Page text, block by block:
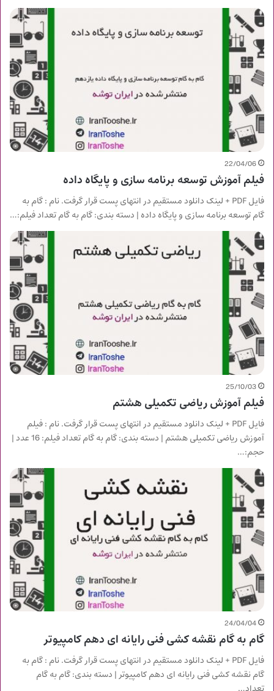
22/04/06
فیلم آموزش توسعه برنامه سازی و پایگاه داده
فایل PDF + لینک دانلود مستقیم در انتهای پست قرار گرفت. نام : گام به
گام توسعه برنامه سازی و پایگاه داده | دسته بندی: گام به گام تعداد فیلم:…
25/10/03
فیلم آموزش ریاضی تکمیلی هشتم
فایل PDF + لینک دانلود مستقیم در انتهای پست قرار گرفت. نام : فیلم
آموزش ریاضی تکمیلی هشتم | دسته بندی: گام به گام تعداد فیلم: 16 عدد |
حجم:…
24/04/04
گام به گام نقشه کشی فنی رایانه ای دهم کامپیوتر
فایل PDF + لینک دانلود مستقیم در انتهای پست قرار گرفت. نام : گام به
گام نقشه کشی فنی رایانه ای دهم کامپیوتر | دسته بندی: گام به گام